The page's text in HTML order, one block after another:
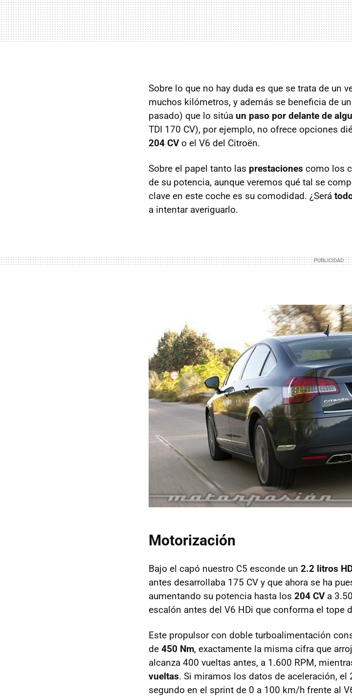
Sobre lo que no hay duda es que se trata de un
muchos kilómetros, y además se beneficia de
pasado) que lo sitúa un paso por delante de
TDI 170 CV), por ejemplo, no ofrece opciones
204 CVo el V6 del Citroën.
Sobre el papel tanto las prestaciones como los
de su potencia, aunque veremos qué tal se
clave en este coche es su comodidad. ¿Será
a intentar averiguarlo.
Motorización
Bajo el capó nuestro C5 esconde un 2.2 litros
antes desarrollaba 175 CV y que ahora se ha
aumentando su potencia hasta los 204 CVa
escalón antes del V6 HDi que conforma el tope
Este propulsor con doble turboalimentación
de 450 Nm, exactamente la misma cifra que
alcanza 400 vueltas antes, a 1.600 RPM,
vueltas. Si miramos los datos de aceleración,
segundo en el sprint de 0 a 100 km/h frente al